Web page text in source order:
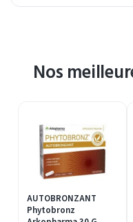
Nos
AUTOBRONZANT
Phytobronz